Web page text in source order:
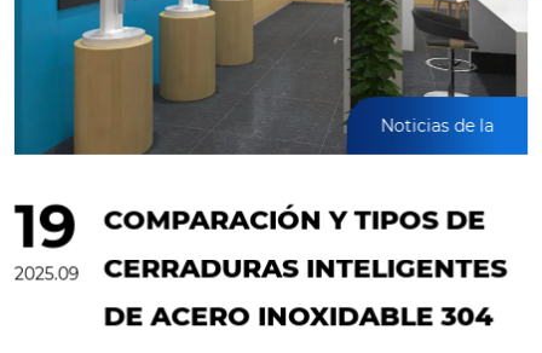
Noticias de la
19
2025.09
COMPARACIÓN Y TIPOS DE
CERRADURAS INTELIGENTES
DE ACERO INOXIDABLE 304